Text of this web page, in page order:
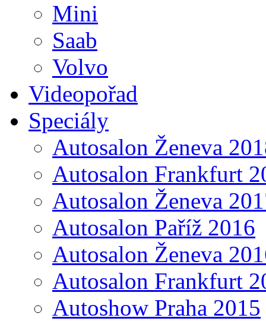
Mini
Saab
Volvo
Videopořad
Speciály
Autosalon Ženeva
Autosalon Frankfurt
Autosalon Ženeva
Autosalon Paříž 2016
Autosalon Ženeva
Autosalon Frankfurt
Autoshow Praha 2015